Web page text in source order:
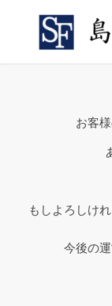
お客
もしよろしけ
今後の